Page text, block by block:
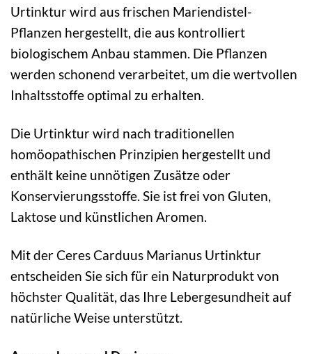
Urtinktur wird aus frischen Mariendistel-
Pflanzen hergestellt, die aus kontrolliert
biologischem Anbau stammen. Die Pflanzen
werden schonend verarbeitet, um die wertvollen
Inhaltsstoffe optimal zu erhalten.
Die Urtinktur wird nach traditionellen
homöopathischen Prinzipien hergestellt und
enthält keine unnötigen Zusätze oder
Konservierungsstoffe. Sie ist frei von Gluten,
Laktose und künstlichen Aromen.
Mit der Ceres Carduus Marianus Urtinktur
entscheiden Sie sich für ein Naturprodukt von
höchster Qualität, das Ihre Lebergesundheit auf
natürliche Weise unterstützt.